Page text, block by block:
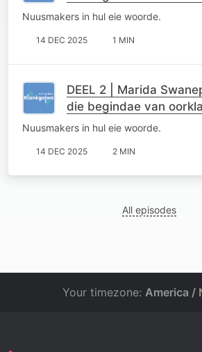
Nuusmakers in hul eie woorde.
14 DEC 2025 1 MIN
DEEL 2 | Marida
die begindae van
Nuusmakers in hul eie woorde.
14 DEC 2025 2 MIN
All episodes
Your timezone: America /